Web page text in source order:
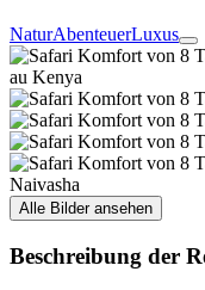
NaturAbenteuerLuxus
Alle Bilder ansehen
Beschreibung der